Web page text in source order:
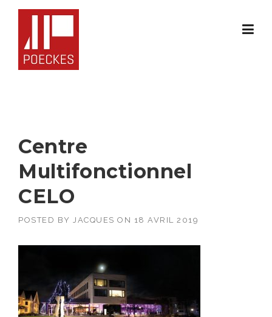
Centre
Multifonctionnel
CELO
POSTED BY JACQUES ON 18 AVRIL 2019